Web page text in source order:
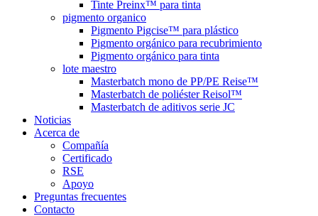
Tinte Preinx™ para tinta
pigmento organico
Pigmento Pigcise™ para plástico
Pigmento orgánico para recubrimiento
Pigmento orgánico para tinta
lote maestro
Masterbatch mono de PP/PE Reise™
Masterbatch de poliéster Reisol™
Masterbatch de aditivos serie JC
Noticias
Acerca de
Compañía
Certificado
RSE
Apoyo
Preguntas frecuentes
Contacto